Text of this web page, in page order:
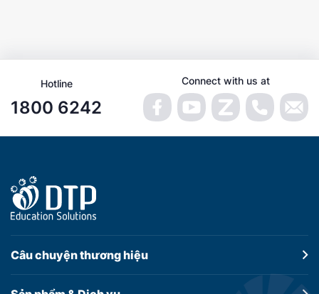
Hotline
1800 6242
Connect with us at
Câu chuyệnthương hiệu